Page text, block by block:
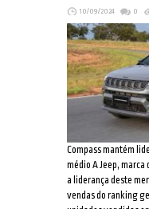
10/09/2024 0
Compass mantém
médio A Jeep,
a liderança deste
vendas do ranking